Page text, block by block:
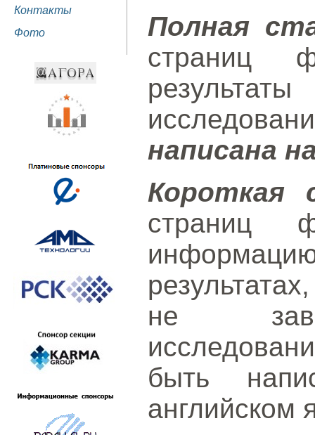
Контакты
Фото
Полная
страниц
написана
Короткая
страниц
не
быть
английском